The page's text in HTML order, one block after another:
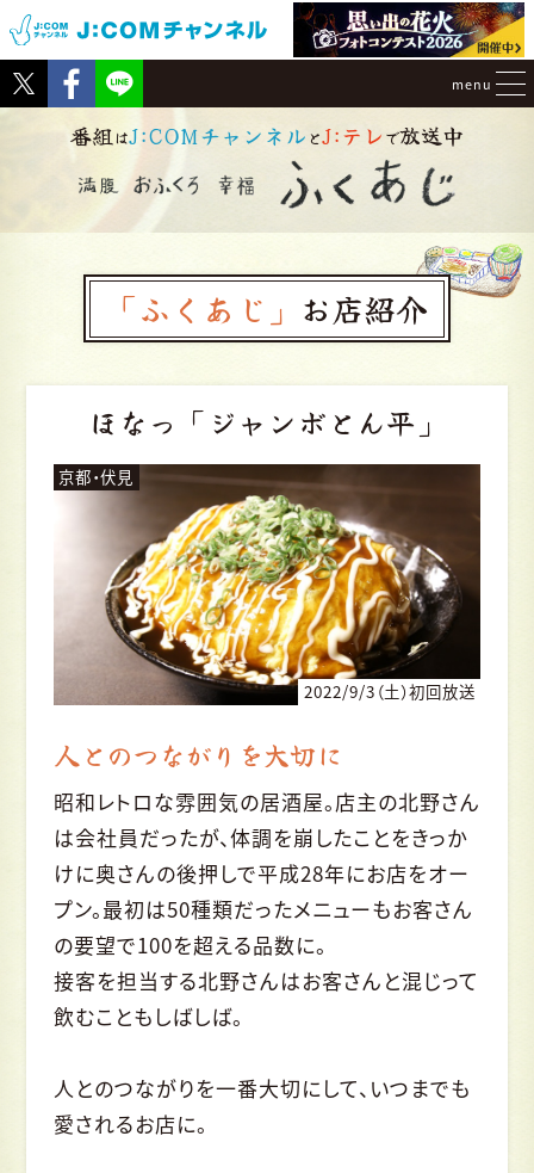
Tweet Facebook
menu
番組はJ:COMチャンネル とJ:テレ で放送中
「ふくあじ」 お店紹介
ほなっ 「ジャンボとん平」
京都・伏見
2022/9/3（土）初回放送
人とのつながりを大切に
昭和レトロな雰囲気の居酒屋。店主の北野さん
は会社員だったが、体調を崩したことをきっか
けに奥さんの後押しで平成28年にお店をオー
プン。最初は50種類だったメニューもお客さん
の要望で100を超える品数に。
接客を担当する北野さんはお客さんと混じって
飲むこともしばしば。
人とのつながりを一番大切にして、いつまでも
愛されるお店に。